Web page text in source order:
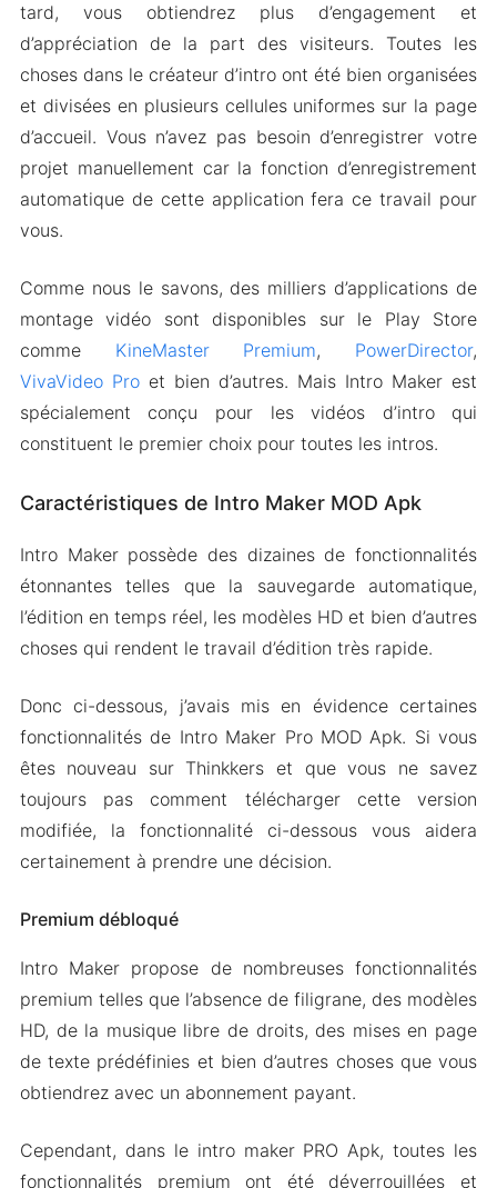
tard, vous obtiendrez plus d’engagement et
d’appréciation de la part des visiteurs. Toutes les
choses dans le créateur d’intro ont été bien organisées
et divisées en plusieurs cellules uniformes sur la page
d’accueil. Vous n’avez pas besoin d’enregistrer votre
projet manuellement car la fonction d’enregistrement
automatique de cette application fera ce travail pour
vous.
Comme nous le savons, des milliers d’applications de
montage vidéo sont disponibles sur le Play Store
comme KineMaster Premium, PowerDirector,
VivaVideo Proet bien d’autres. Mais Intro Maker est
spécialement conçu pour les vidéos d’intro qui
constituent le premier choix pour toutes les intros.
Caractéristiques de Intro Maker MOD Apk
Intro Maker possède des dizaines de fonctionnalités
étonnantes telles que la sauvegarde automatique,
l’édition en temps réel, les modèles HD et bien d’autres
choses qui rendent le travail d’édition très rapide.
Donc ci-dessous, j’avais mis en évidence certaines
fonctionnalités de Intro Maker Pro MOD Apk. Si vous
êtes nouveau sur Thinkkers et que vous ne savez
toujours pas comment télécharger cette version
modifiée, la fonctionnalité ci-dessous vous aidera
certainement à prendre une décision.
Premium débloqué
Intro Maker propose de nombreuses fonctionnalités
premium telles que l’absence de filigrane, des modèles
HD, de la musique libre de droits, des mises en page
de texte prédéfinies et bien d’autres choses que vous
obtiendrez avec un abonnement payant.
Cependant, dans le intro maker PRO Apk, toutes les
fonctionnalités premium ont été déverrouillées et